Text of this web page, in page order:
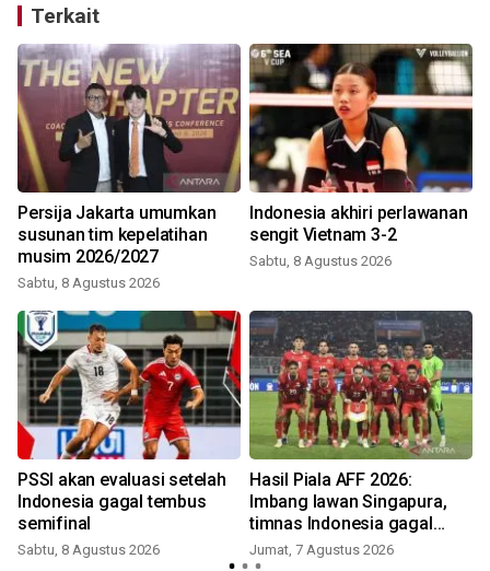
Terkait
Persija Jakarta umumkan
susunan tim kepelatihan
musim 2026/2027
Sabtu, 8 Agustus 2026
Indonesia akhiri perlawanan
sengit Vietnam 3-2
Sabtu, 8 Agustus 2026
PSSI akan evaluasi setelah
Indonesia gagal tembus
semifinal
Sabtu, 8 Agustus 2026
Hasil Piala AFF 2026:
Imbang lawan Singapura,
timnas Indonesia gagal
lolos ke semifinal
Jumat, 7 Agustus 2026